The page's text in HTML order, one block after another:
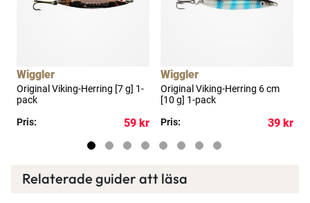
Wiggler
Original Viking-Herring [7 g] 1-
pack
Pris:
59 kr
Wiggler
Original Viking-Herring 6 cm
[10 g] 1-pack
Pris:
39 kr
Relaterade guider att läsa